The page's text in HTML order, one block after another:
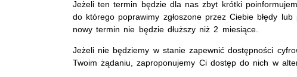
Jeżeli ten termin będzie dla nas zbyt krótki
do którego poprawimy zgłoszone przez Ciebie błędy
nowy termin nie będzie dłuższy niż 2 miesiące.
Jeżeli nie będziemy w stanie zapewnić dostępności
Twoim żądaniu, zaproponujemy Ci dostęp do nich w